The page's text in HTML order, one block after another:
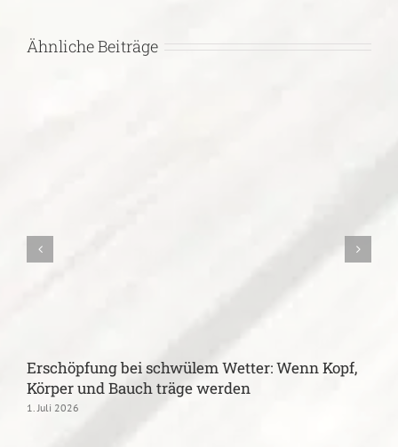
Ähnliche Beiträge
Erschöpfung bei schwülem Wetter: Wenn Kopf,
Körper und Bauch träge werden
1. Juli 2026